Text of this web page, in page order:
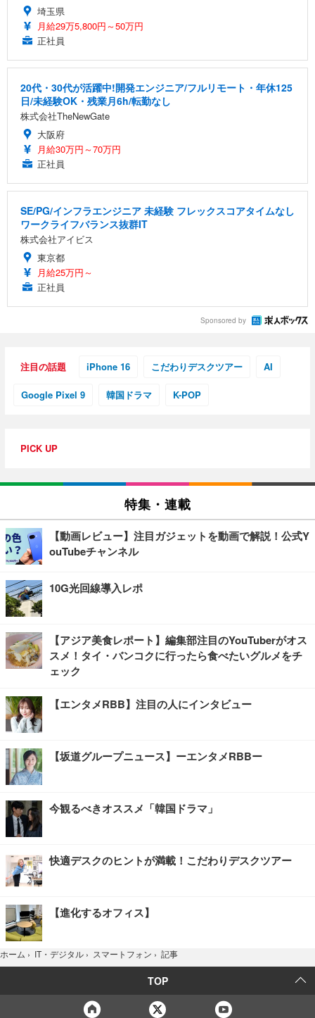
埼玉県
月給29万5,800円～50万円
正社員
20代・30代が活躍中!開発エンジニア/フルリモート・年休125
日/未経験OK・残業月6h/転勤なし
株式会社TheNewGate
大阪府
月給30万円～70万円
正社員
SE/PG/インフラエンジニア 未経験 フレックスコアタイムなし
ワークライフバランス抜群IT
株式会社アイビス
東京都
月給25万円～
正社員
Sponsored by
注目の話題 iPhone 16 こだわりデスクツアー AI
Google Pixel 9 韓国ドラマ K-POP
PICK UP
特集・連載
【動画レビュー】注目ガジェットを動画で解説！公式Y
ouTubeチャンネル
10G光回線導入レポ
【アジア美食レポート】編集部注目のYouTuberがオス
スメ！タイ・バンコクに行ったら食べたいグルメをチ
ェック
【エンタメRBB】注目の人にインタビュー
【坂道グループニュース】ーエンタメRBBー
今観るべきオススメ「韓国ドラマ」
快適デスクのヒントが満載！こだわりデスクツアー
【進化するオフィス】
ホーム › IT・デジタル › スマートフォン › 記事
TOP